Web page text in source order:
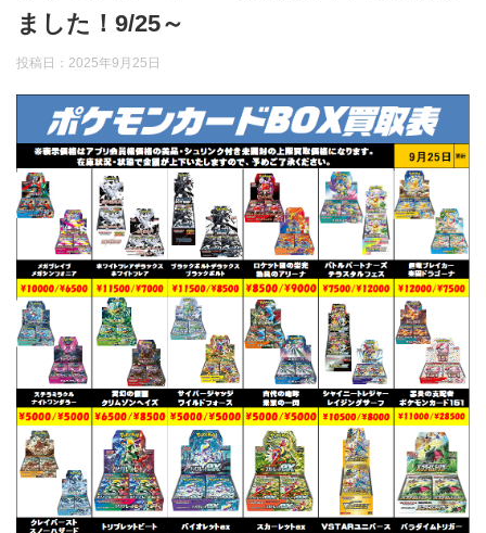
ました！9/25～
投稿日： 2025年9月25日